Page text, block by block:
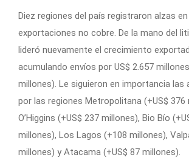
Diez regiones del país registraron alzas
exportaciones no cobre. De la mano del
lideró nuevamente el crecimiento
acumulando envíos por US$ 2.657
millones). Le siguieron en importancia las
por las regiones Metropolitana (+US$ 376
O’Higgins (+US$ 237 millones), Bio Bío
millones), Los Lagos (+108 millones),
millones) y Atacama (+US$ 87 millones).